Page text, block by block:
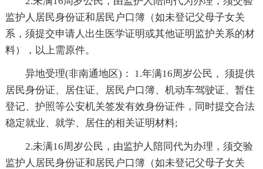
监护人居民身份证和居民户口簿（如未登记父母子女关
系，须提交申请人出生医学证明或其他证明监护关系的材
料），以上需原件。
异地受理(非南通地区)： 1.年满16周岁公民， 须提供
居民身份证、居住证、居民户口簿、机动车驾驶证、暂住
登记、护照等公安机关签发有效身份证件，同时提交合法
稳定就业、就学、居住的相关证明材料;
2.未满16周岁公民，由监护人陪同代为办理，须交验
监护人居民身份证和居民户口簿（如未登记父母子女关